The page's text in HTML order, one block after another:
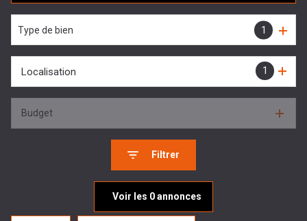
Type de bien 1
1
Localisation
Budget
Filtrer
Voir les 0annonces